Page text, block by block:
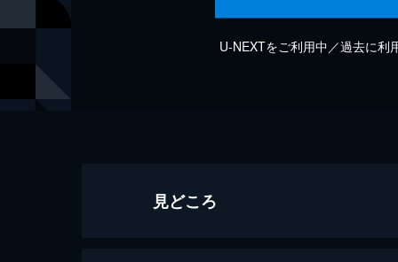
U-NEXTをご利用中／過去に利
見どころ